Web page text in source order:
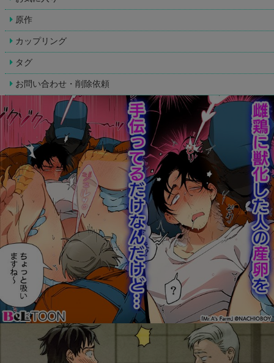
原作
カップリング
タグ
お問い合わせ・削除依頼